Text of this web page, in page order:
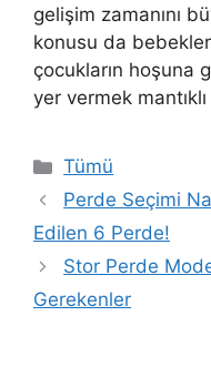
gelişim zamanını
konusu da
çocukların hoşuna
yer vermek mantıklı
Tümü
Perde Seçimi
Edilen 6 Perde!
Stor Perde
Gerekenler